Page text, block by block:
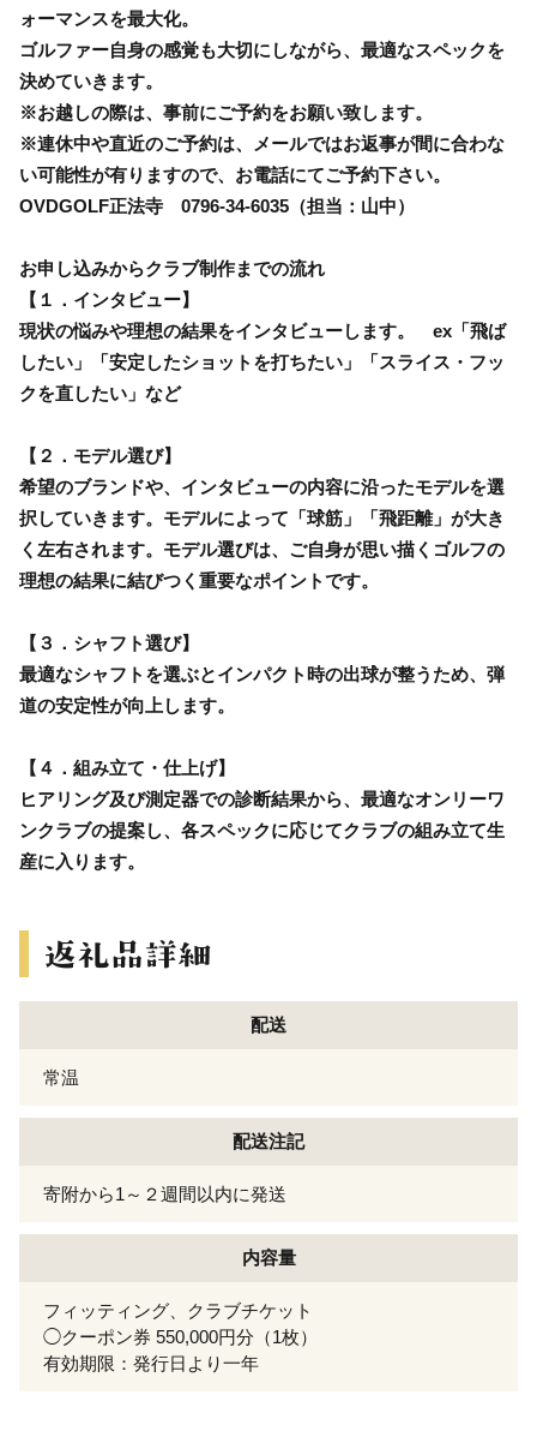
ォーマンスを最大化。
ゴルファー自身の感覚も大切にしながら、最適なスペックを
決めていきます。
※お越しの際は、事前にご予約をお願い致します。
※連休中や直近のご予約は、メールではお返事が間に合わな
い可能性が有りますので、お電話にてご予約下さい。
OVDGOLF正法寺 0796-34-6035（担当：山中）
お申し込みからクラブ制作までの流れ
【１．インタビュー】
現状の悩みや理想の結果をインタビューします。 ex「飛ば
したい」「安定したショットを打ちたい」「スライス・フッ
クを直したい」など
【２．モデル選び】
希望のブランドや、インタビューの内容に沿ったモデルを選
択していきます。モデルによって「球筋」「飛距離」が大き
く左右されます。モデル選びは、ご自身が思い描くゴルフの
理想の結果に結びつく重要なポイントです。
【３．シャフト選び】
最適なシャフトを選ぶとインパクト時の出球が整うため、弾
道の安定性が向上します。
【４．組み立て・仕上げ】
ヒアリング及び測定器での診断結果から、最適なオンリーワ
ンクラブの提案し、各スペックに応じてクラブの組み立て生
産に入ります。
配送
常温
配送注記
寄附から1～２週間以内に発送
内容量
フィッティング、クラブチケット
◯クーポン券 550,000円分（1枚）
有効期限：発行日より一年